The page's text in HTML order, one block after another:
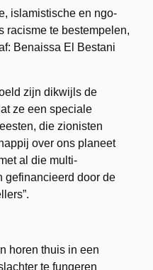
islamistische en ngo-
racisme te bestempelen,
Benaissa El Bestani
zijn dikwijls de
ze een speciale
die zionisten
over ons planeet
al die multi-
gefinancieerd door de
horen thuis in een
te fungeren